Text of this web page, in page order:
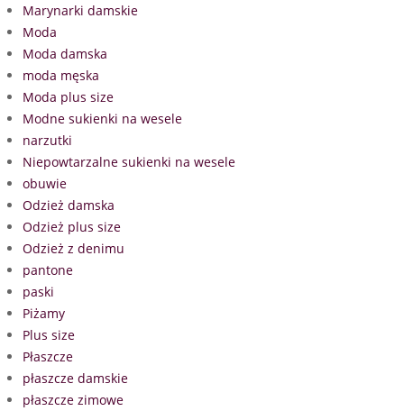
Marynarki damskie
Moda
Moda damska
moda męska
Moda plus size
Modne sukienki na wesele
narzutki
Niepowtarzalne sukienki na wesele
obuwie
Odzież damska
Odzież plus size
Odzież z denimu
pantone
paski
Piżamy
Plus size
Płaszcze
płaszcze damskie
płaszcze zimowe